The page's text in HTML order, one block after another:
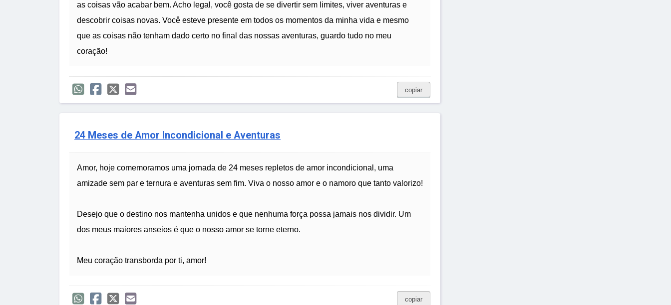
as coisas vão acabar bem. Acho legal, você gosta de se divertir sem limites, viver aventuras e
descobrir coisas novas. Você esteve presente em todos os momentos da minha vida e mesmo
que as coisas não tenham dado certo no final das nossas aventuras, guardo tudo no meu
coração!
copiar
24 Meses de Amor Incondicional e Aventuras
Amor, hoje comemoramos uma jornada de 24 meses repletos de amor incondicional, uma
amizade sem par e ternura e aventuras sem fim. Viva o nosso amor e o namoro que tanto valorizo!
Desejo que o destino nos mantenha unidos e que nenhuma força possa jamais nos dividir. Um
dos meus maiores anseios é que o nosso amor se torne eterno.
Meu coração transborda por ti, amor!
copiar